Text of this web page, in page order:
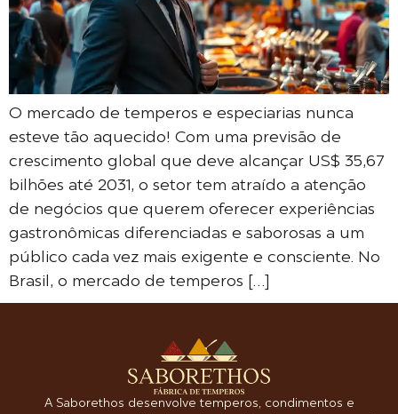
O mercado de temperos e especiarias nunca
esteve tão aquecido! Com uma previsão de
crescimento global que deve alcançar US$ 35,67
bilhões até 2031, o setor tem atraído a atenção
de negócios que querem oferecer experiências
gastronômicas diferenciadas e saborosas a um
público cada vez mais exigente e consciente. No
Brasil, o mercado de temperos […]
A Saborethos desenvolve temperos, condimentos e